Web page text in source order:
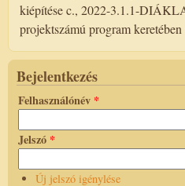
kiépítése c., 2022-3.1.1-
projektszámú program
Bejelentkezés
Felhasználónév *
Jelszó *
Új jelszó igénylése